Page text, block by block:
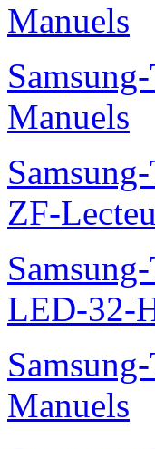
Manuels
Manuels
ZF-
LED-32-
Manuels